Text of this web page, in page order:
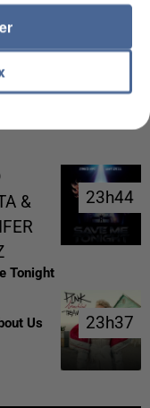
DE LA DZ
&
Tonight
23h44
23h44
Us 23h37
23h37